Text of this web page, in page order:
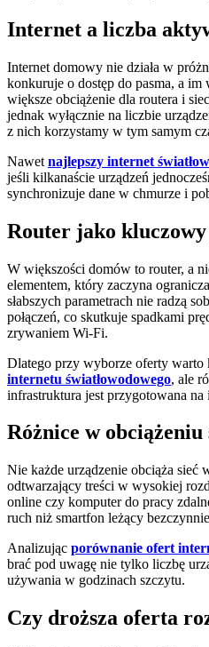
Internet a liczba
Internet domowy nie działa w
konkuruje o dostęp do pasma, a
większe obciążenie dla routera i
jednak wyłącznie na liczbie
z nich korzystamy w tym samym
Nawet najlepszy internet
jeśli kilkanaście urządzeń
synchronizuje dane w chmurze i
Router jako
W większości domów to router, a
elementem, który zaczyna
słabszych parametrach nie radzą
połączeń, co skutkuje spadkami
zrywaniem Wi-Fi.
Dlatego przy wyborze oferty warto
internetu światłowodowego, ale
infrastruktura jest przygotowana
Różnice w
Nie każde urządzenie obciąża sieć
odtwarzający treści w wysokiej
online czy komputer do pracy
ruch niż smartfon leżący
Analizując porównanie ofert
brać pod uwagę nie tylko liczbę
używania w godzinach szczytu.
Czy droższa oferta